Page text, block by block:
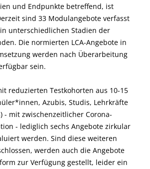
und Endpunkte betreffend, ist
sind 33 Modulangebote verfasst
unterschiedlichen Stadien der
Die normierten LCA-Angebote in
werden nach Überarbeitung
sein.
reduzierten Testkohorten aus 10-15
Azubis, Studis, Lehrkräfte
- mit zwischenzeitlicher Corona-
- lediglich sechs Angebote zirkular
werden. Sind diese weiteren
werden auch die Angebote
zur Verfügung gestellt, leider ein